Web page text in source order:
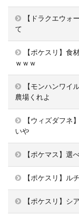
【ドラクエウォ
て
【ポケスリ】食
ｗｗｗ
【モンハンワイ
農場くれよ
【ウィズダフネ
いや
【ポケマス】選
【ポケスリ】ル
【ポケスリ】シ